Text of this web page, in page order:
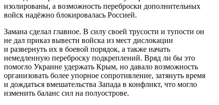
изолированы, а возможность переброски дополнительных
войск надёжно блокировалась Россией.
Замана сделал главное. В силу своей трусости и тупости он
не дал приказ вывести войска из мест дислокации
и развернуть их в боевой порядок, а также начать
немедленную переброску подкреплений. Вряд ли бы это
помогло Украине удержать Крым, но давало возможность
организовать более упорное сопротивление, затянуть время
и дождаться вмешательства Запада в конфликт, что могло
изменить баланс сил на полуострове.